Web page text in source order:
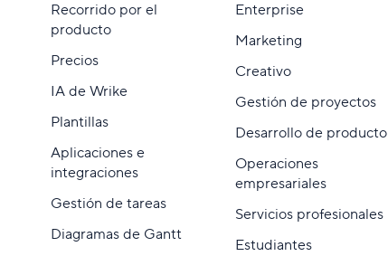
Recorrido por el
producto
Precios
IA de Wrike
Plantillas
Aplicaciones e
integraciones
Gestión de tareas
Diagramas de Gantt
Enterprise
Marketing
Creativo
Gestión de proyectos
Desarrollo de producto
Operaciones
empresariales
Servicios profesionales
Estudiantes